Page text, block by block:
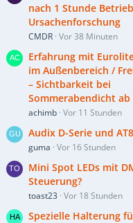
nach 1 Stunde
Ursachenforschung
CMDR Vor 38 Minuten
Erfahrung mit
im Außenbereich /
– Sichtbarkeit bei
Sommerabendicht ab
achimb Vor 11 Stunden
Audix D-Serie und
guma Vor 16 Stunden
Mini Spot LEDs mit
Steuerung?
toast23 Vor 18 Stunden
Spezielle Halterung